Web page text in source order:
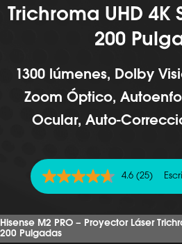
Trichroma UHD 4K
200
1300 lúmenes, Dolby
Zoom Óptico,
Ocular, Auto-
4.6
de
estrellas,
valor
medio
4.6 (25)
Hisense M2 PRO – Proyector Láser
200 Pulgadas